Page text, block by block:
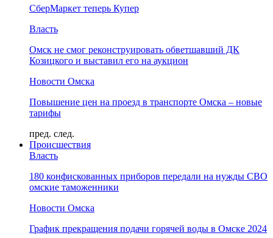
СберМаркет теперь Купер
Власть
Омск не смог реконструировать обветшавший ДК
Козицкого и выставил его на аукцион
Новости Омска
Повышение цен на проезд в транспорте Омска – новые
тарифы
пред. след.
Происшествия
Власть
180 конфискованных приборов передали на нужды СВО
омские таможенники
Новости Омска
График прекращения подачи горячей воды в Омске 2024